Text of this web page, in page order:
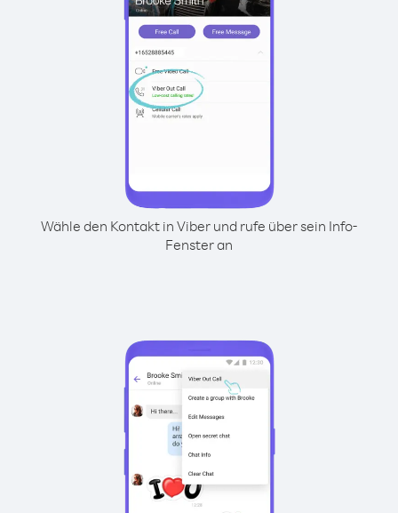
Wähle den Kontakt in Viber und rufe über sein Info-
Fenster an